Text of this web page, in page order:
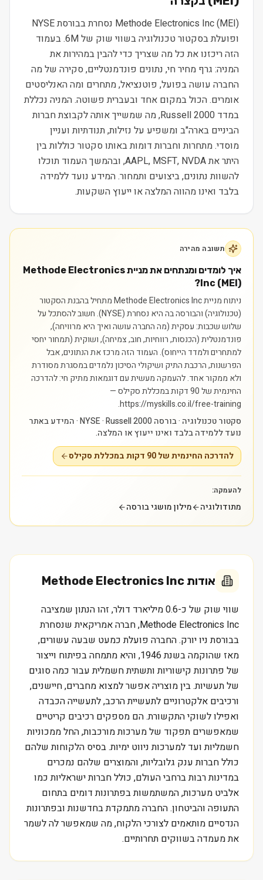
Methode Electronics Inc (MEI) נסחרת בבורסת NYSE
ופועלת בסקטור טכנולוגיה בשווי שוק של 6M. בעמוד
הזה ריכזנו את כל מה שצריך כדי להבין במהירות את
המניה: גרף מחיר חי, נתונים פונדמנטליים, סקירה של מה
החברה עושה בפועל, פוטנציאל, מתחרים ומה האנליסטים
אומרים. הכול במקום אחד ובעברית פשוטה. המניה נכללת
במדד Russell 2000, מה שמשייך אותה לקבוצת חברות
הביניים בארה"ב ומשפיע על נזילות, תנודתיות ועניין
מוסדי. מתחרות וחברות דומות באותו סקטור כוללות בין
היתר את AAPL, MSFT, NVDA, ובהמשך העמוד תוכלו
להשוות נתונים, ביצועים ותמחור. המידע נועד ללמידה
בלבד ואינו מהווה המלצה או ייעוץ השקעות.
תשובה מהירה
איך לומדים ומנתחים את מניית Methode Electronics
Inc (MEI)?
ניתוח מניית Methode Electronics Inc מתחיל בהבנת הסקטור
(טכנולוגיה) והבורסה בה היא נסחרת (NYSE). חשוב להסתכל על
שלוש שכבות: עסקית (מה החברה עושה ואיך היא מרוויחה),
פונדמנטלית (הכנסות, רווחיות, חוב, צמיחה), ושוקית (תמחור יחסי
למתחרים ולמדד הייחוס). העמוד הזה מרכז את הנתונים, אבל
הפרשנות, הרכבת התיק ושיקולי הסיכון נלמדים במסגרת מסודרת
ולא ממקור אחד.להעמקה מעשית עם דוגמאות מתיק חי: להדרכה
החינמית של 90 דקות במכללת סקילס —
https://myskills.co.il/free-training.
סקטור טכנולוגיה · בורסה NYSE · Russell 2000 · המידע באתר
נועד ללמידה בלבד ואינו ייעוץ או המלצה.
להדרכה החינמית של 90 דקות במכללת סקילס
להעמקה:
מתודולוגיה מילון מושגי בורסה
אודות Methode Electronics Inc
שווי שוק של כ-0.6 מיליארד דולר, זהו הנתון שמציבה
Methode Electronics Inc, חברה אמריקאית שנסחרת
בבורסת ניו יורק. החברה פועלת כמעט שבעה עשורים,
מאז שהוקמה בשנת 1946, והיא מתמחה בפיתוח וייצור
של פתרונות קישוריות ותשתית חשמלית עבור כמה סוגים
של תעשיות. בין מוצריה אפשר למצוא מחברים, חיישנים,
ורכיבים אלקטרוניים לתעשיית הרכב, לתעשייה הכבדה
ואפילו לשוקי התקשורת. הם מספקים רכיבים קריטיים
שמאפשרים תפקוד של מערכות מורכבות, החל ממכוניות
חשמליות ועד למערכות ניווט ימיות. בסיס הלקוחות שלהם
כולל חברות ענק גלובליות, והמוצרים שלהם נמכרים
במדינות רבות ברחבי העולם, כולל חברות ישראליות כמו
אלביט מערכות, המשתמשות בפתרונות דומים בתחום
התעופה והביטחון. החברה מתמקדת בחדשנות ובפתרונות
הנדסיים מותאמים לצורכי הלקוח, מה שמאפשר לה לשמר
את מעמדה בשווקים תחרותיים.